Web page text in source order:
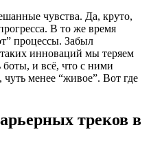
чувства. Да, круто,
В то же время
процессы. Забыл
инноваций мы теряем
боты, и всё, что с ними
чуть менее “живое”. Вот где
треков в